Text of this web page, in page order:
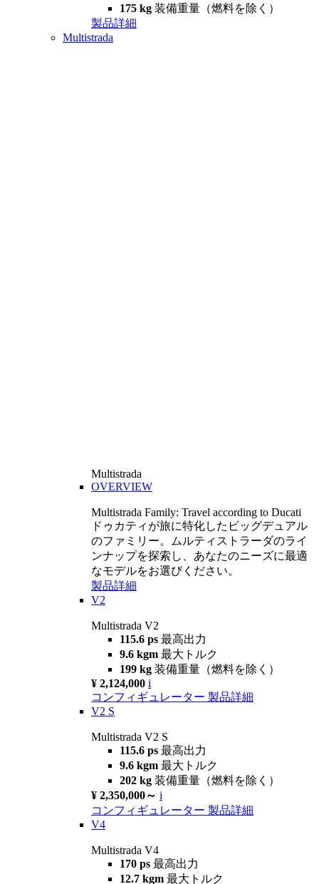
175 kg 装備重量（燃料を除く）
製品詳細
Multistrada
Multistrada
OVERVIEW
Multistrada Family: Travel according to Ducati
ドゥカティが旅に特化したビッグデュアル
のファミリー。ムルティストラーダのライ
ンナップを探索し、あなたのニーズに最適
なモデルをお選びください。
製品詳細
V2
Multistrada V2
115.6 ps 最高出力
9.6 kgm 最大トルク
199 kg 装備重量（燃料を除く）
¥ 2,124,000 i
コンフィギュレーター 製品詳細
V2 S
Multistrada V2 S
115.6 ps 最高出力
9.6 kgm 最大トルク
202 kg 装備重量（燃料を除く）
¥ 2,350,000～ i
コンフィギュレーター 製品詳細
V4
Multistrada V4
170 ps 最高出力
12.7 kgm 最大トルク